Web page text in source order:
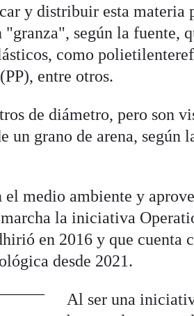
y distribuir esta materia
según la fuente,
como
entre otros.
de diámetro, pero son
un grano de arena, según
el medio ambiente y
la iniciativa
en 2016 y que cuenta
desde 2021.
Al ser una